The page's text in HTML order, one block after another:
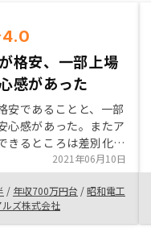
4.0
格安、一部上場
感があった
安であることと、一部
心感があった。またア
きるところは差別化ぎ
思う。アフターフォロ
(具体対応項目を明確
2021年06月10日
/ 年収700万円台 /昭和電工
ルズ株式会社